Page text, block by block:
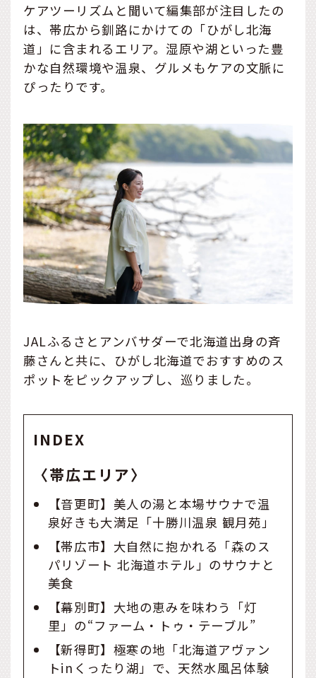
ケアツーリズムと聞いて編集部が注目したの
は、帯広から釧路にかけての「ひがし北海
道」に含まれるエリア。湿原や湖といった豊
かな自然環境や温泉、グルメもケアの文脈に
ぴったりです。
JALふるさとアンバサダーで北海道出身の斉
藤さんと共に、ひがし北海道でおすすめのス
ポットをピックアップし、巡りました。
INDEX
〈帯広エリア〉
【音更町】美人の湯と本場サウナで温
泉好きも大満足「十勝川温泉 観月苑」
【帯広市】大自然に抱かれる「森のス
パリゾート 北海道ホテル」のサウナと
美食
【幕別町】大地の恵みを味わう「灯
里」の“ファーム・トゥ・テーブル”
【新得町】極寒の地「北海道アヴァン
トinくったり湖」で、天然水風呂体験